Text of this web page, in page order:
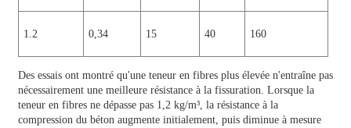
1.2 0,34 15 40 160
Des essais ont montré qu'une teneur en fibres plus élevée n'entraîne pas
nécessairement une meilleure résistance à la fissuration. Lorsque la
teneur en fibres ne dépasse pas 1,2 kg/m³, la résistance à la
compression du béton augmente initialement, puis diminue à mesure